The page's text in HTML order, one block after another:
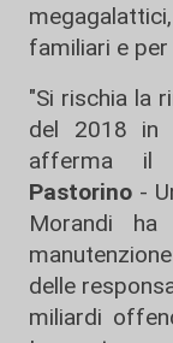
familiari e per
"Si rischia la
del 2018 in
afferma il
Pastorino -
Morandi
delle
miliardi